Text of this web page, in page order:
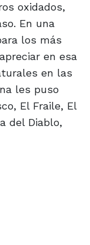
oxidados,
En una
los más
en esa
en las
les puso
El Fraile, El
del Diablo,